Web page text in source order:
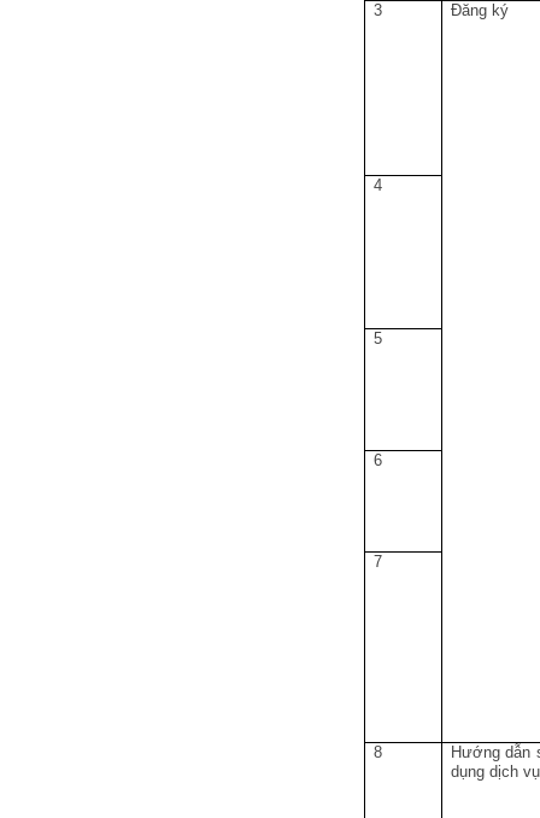
3 Đăng ký
4
5
6
7
8
Hướng dẫn
dụng dịch vụ